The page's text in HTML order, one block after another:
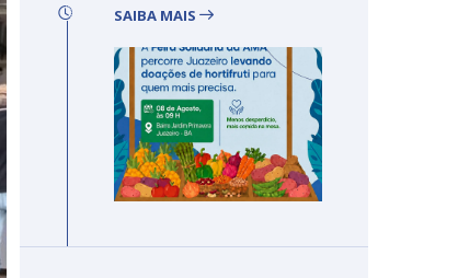
SAIBA MAIS